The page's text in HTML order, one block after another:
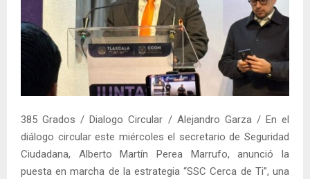
385 Grados / Dialogo Circular / Alejandro Garza / En el
diálogo circular este miércoles el secretario de Seguridad
Ciudadana, Alberto Martín Perea Marrufo, anunció la
puesta en marcha de la estrategia “SSC Cerca de Ti”, una